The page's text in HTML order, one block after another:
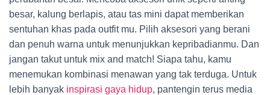
besar, kalung berlapis, atau tas mini dapat memberikan
sentuhan khas pada outfit mu. Pilih aksesori yang berani
dan penuh warna untuk menunjukkan kepribadianmu. Dan
jangan takut untuk mix and match! Siapa tahu, kamu
menemukan kombinasi menawan yang tak terduga. Untuk
lebih banyak inspirasi gaya hidup, pantengin terus media